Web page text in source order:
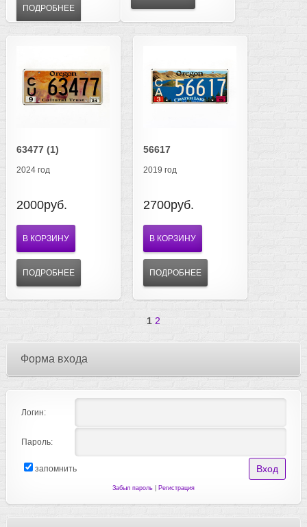
ПОДРОБНЕЕ
63477 (1)
2024 год
2000руб.
В КОРЗИНУ
ПОДРОБНЕЕ
56617
2019 год
2700руб.
В КОРЗИНУ
ПОДРОБНЕЕ
1 2
Форма входа
Логин:
Пароль:
запомнить
Забыл пароль| Регистрация